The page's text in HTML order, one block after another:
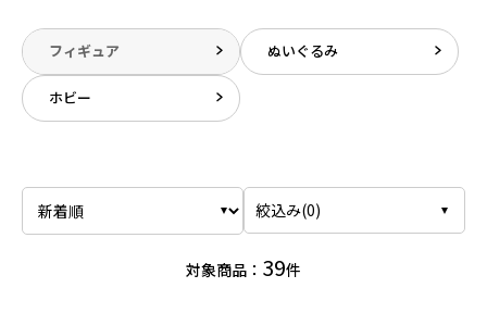
フィギュア ぬいぐるみ
ホビー
絞込み(0)
対象商品： 39件